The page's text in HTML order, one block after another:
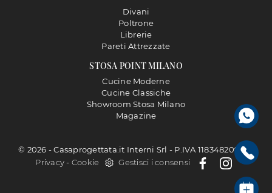
STOSA POINT MILANO
Cucine Moderne
Cucine Classiche
Showroom Stosa Milano
Magazine
Divani
Poltrone
Librerie
Pareti Attrezzate
© 2026 - Casaprogettata.it Interni Srl - P.IVA 11834820968 |
Privacy- Cookie Gestisci i consensi